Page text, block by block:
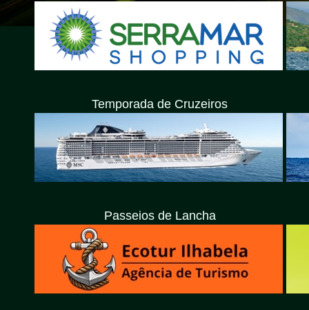
Temporada de Cruzeiros
Passeios de Lancha